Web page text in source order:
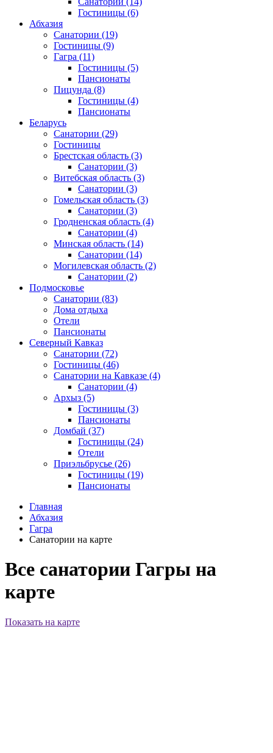
Гостиницы (6)
Абхазия
Санатории (19)
Гостиницы (9)
Гагра (11)
Гостиницы (5)
Пансионаты
Пицунда (8)
Гостиницы (4)
Пансионаты
Беларусь
Санатории (29)
Гостиницы
Брестская область (3)
Санатории (3)
Витебская область (3)
Санатории (3)
Гомельская область (3)
Санатории (3)
Гродненская область (4)
Санатории (4)
Минская область (14)
Санатории (14)
Могилевская область (2)
Санатории (2)
Подмосковье
Санатории (83)
Дома отдыха
Отели
Пансионаты
Северный Кавказ
Санатории (72)
Гостиницы (46)
Санатории на Кавказе (4)
Санатории (4)
Архыз (5)
Гостиницы (3)
Пансионаты
Домбай (37)
Гостиницы (24)
Отели
Приэльбрусье (26)
Гостиницы (19)
Пансионаты
Главная
Абхазия
Гагра
Санатории на карте
Все санатории Гагры на
карте
Показать на карте